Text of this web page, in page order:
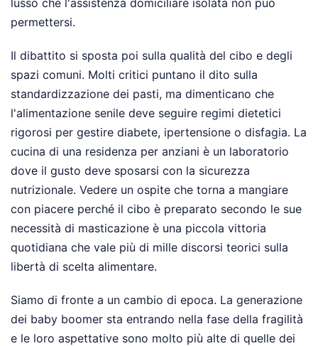
permettersi.
Il dibattito si sposta poi sulla qualità del cibo e degli
spazi comuni. Molti critici puntano il dito sulla
standardizzazione dei pasti, ma dimenticano che
l'alimentazione senile deve seguire regimi dietetici
rigorosi per gestire diabete, ipertensione o disfagia. La
cucina di una residenza per anziani è un laboratorio
dove il gusto deve sposarsi con la sicurezza
nutrizionale. Vedere un ospite che torna a mangiare
con piacere perché il cibo è preparato secondo le sue
necessità di masticazione è una piccola vittoria
quotidiana che vale più di mille discorsi teorici sulla
libertà di scelta alimentare.
Siamo di fronte a un cambio di epoca. La generazione
dei baby boomer sta entrando nella fase della fragilità
e le loro aspettative sono molto più alte di quelle dei